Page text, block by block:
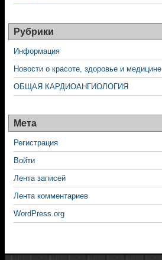
Рубрики
Информация
Новости о красоте, здоровье и медицине
ОБЩАЯ КАРДИОАНГИОЛОГИЯ
Мета
Регистрация
Войти
Лента записей
Лента комментариев
WordPress.org